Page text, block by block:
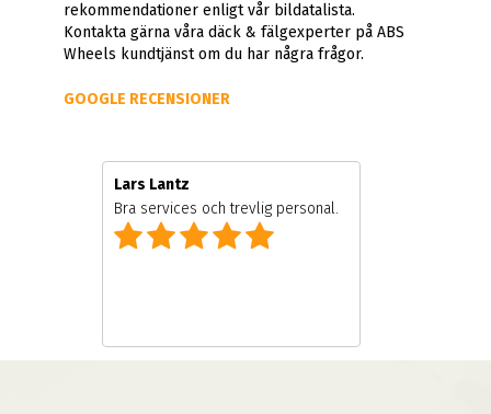
rekommendationer enligt vår bildatalista.
Kontakta gärna våra däck & fälgexperter på ABS
Wheels kundtjänst om du har några frågor.
GOOGLE RECENSIONER
Lars Lantz
Bra services och trevlig personal.